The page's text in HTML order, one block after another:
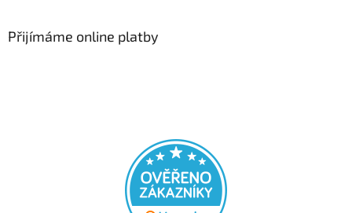
Přijímáme online platby